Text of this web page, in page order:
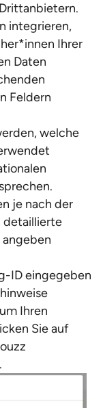
integrieren,
Ihrer
Daten
Feldern
welche
je nach der
detaillierte
ID eingegeben
Ihren
Sie auf